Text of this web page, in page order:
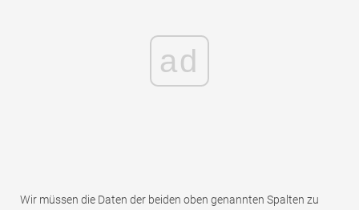
ad
Wir müssen die Daten der beiden oben genannten Spalten zu